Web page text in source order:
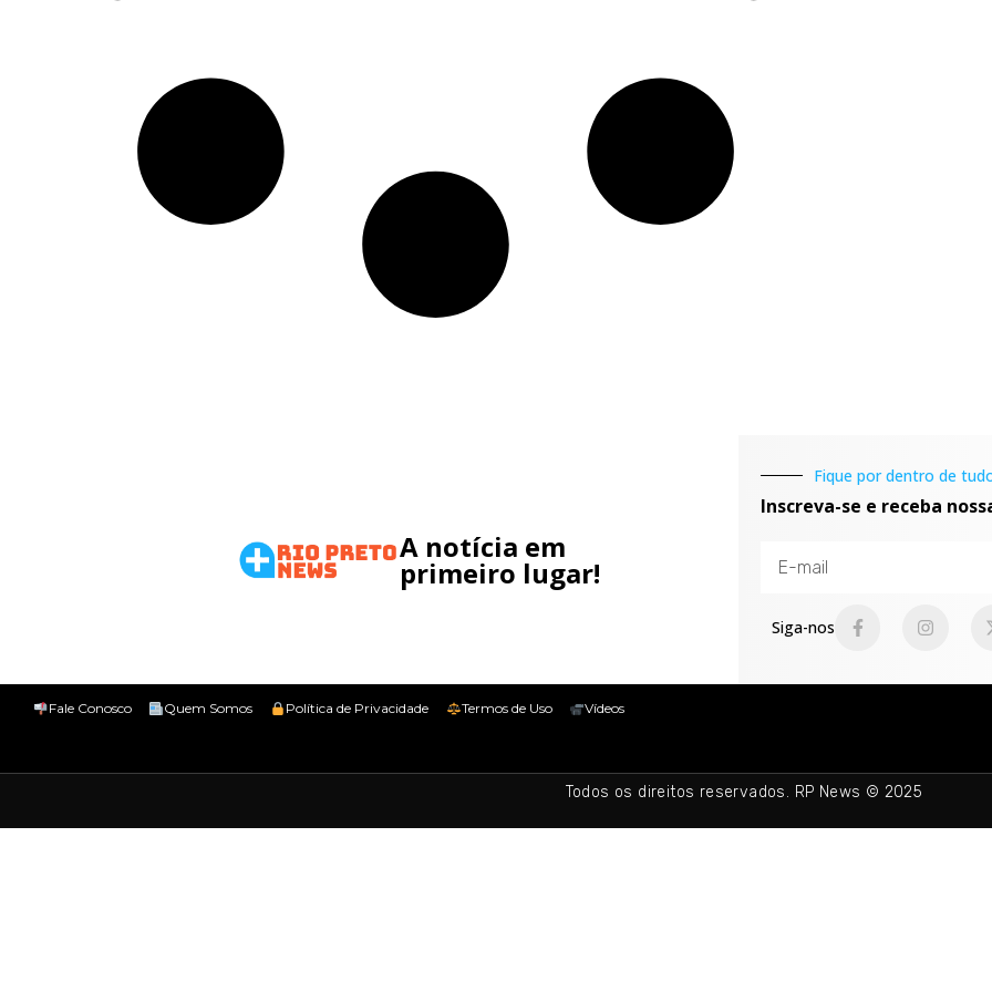
A notícia em
primeiro lugar!
Fique por dentro de
Inscreva-se e receba
Siga-nos
Fale Conosco Quem Somos Política de Privacidade Termos de Uso Vídeos
Todos os direitos reservados. RP News © 2025